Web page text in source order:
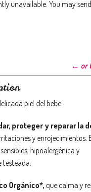
unavailable. You may
← or
piel del bebe.
proteger y reparar la
y enrojecimientos.
hipoalergénica y
Orgánico*, que calma y